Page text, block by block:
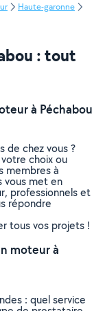
Haute-garonne
: tout
à Péchabou
de chez vous ?
choix ou
membres à
vous met en
professionnels et
répondre
tous vos projets !
moteur à
: quel service